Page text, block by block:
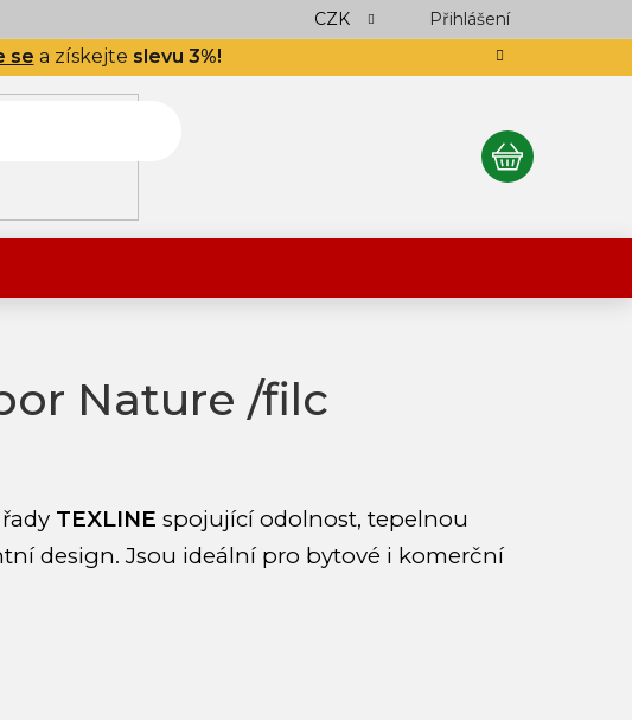
se a získejte slevu 3%!
Podlahář až domů Výkup návinek
CZK Přihlášení
NÁKUPNÍ
KOŠÍK
Nature /filc
TEXLINE spojující odolnost, tepelnou
design. Jsou ideální pro bytové i komerční